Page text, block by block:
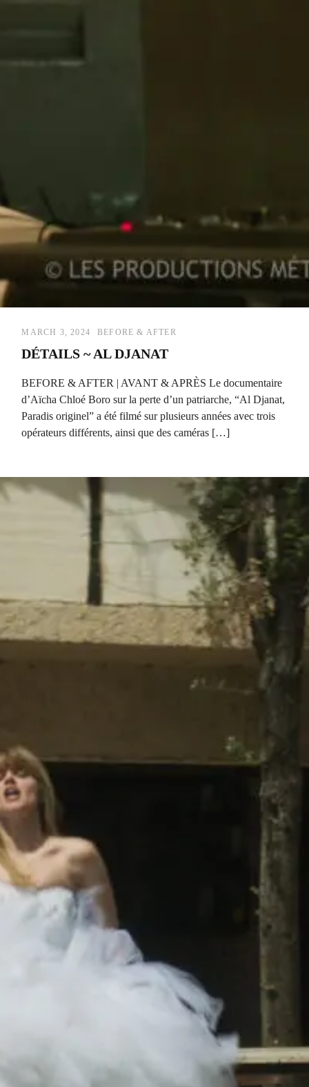
MARCH 3, 2024 BEFORE & AFTER
DÉTAILS ~ AL DJANAT
BEFORE & AFTER | AVANT & APRÈS Le documentaire
d’Aïcha Chloé Boro sur la perte d’un patriarche, “Al Djanat,
Paradis originel” a été filmé sur plusieurs années avec trois
opérateurs différents, ainsi que des caméras […]